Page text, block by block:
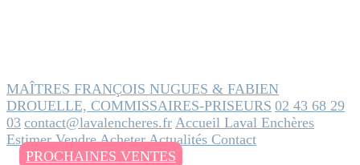
MAÎTRES FRANÇOIS NUGUES & FABIEN
DROUELLE, COMMISSAIRES-PRISEURS 02 43 68 29
03 contact@lavalencheres.fr Accueil Laval Enchères
EstimerVendreAcheterActualités Contact
PROCHAINES VENTES